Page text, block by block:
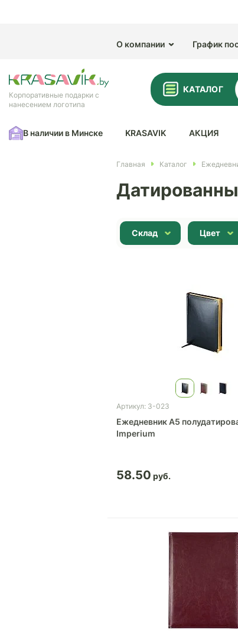
О компании График
Корпоративные подарки с
нанесением логотипа
КАТАЛОГ
В наличии в Минске KRASAVIK АКЦИЯ
Главная Каталог
Склад Цвет
Артикул: 3-023
Ежедневник А5
Imperium
58.50